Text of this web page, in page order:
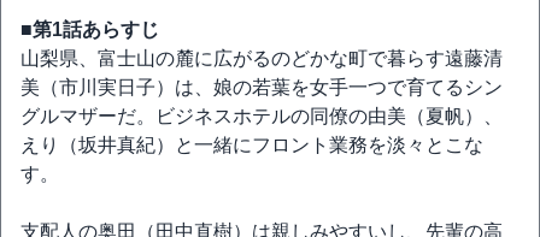
■第1話あらすじ
山梨県、富士山の麓に広がるのどかな町で暮らす遠藤清
美（市川実日子）は、娘の若葉を女手一つで育てるシン
グルマザーだ。ビジネスホテルの同僚の由美（夏帆）、
えり（坂井真紀）と一緒にフロント業務を淡々とこな
す。
支配人の奥田（田中直樹）は親しみやすいし、先輩の高